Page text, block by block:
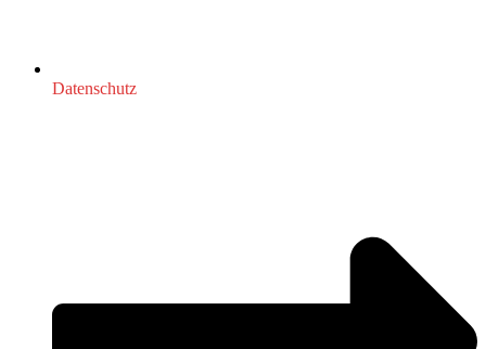
Datenschutz